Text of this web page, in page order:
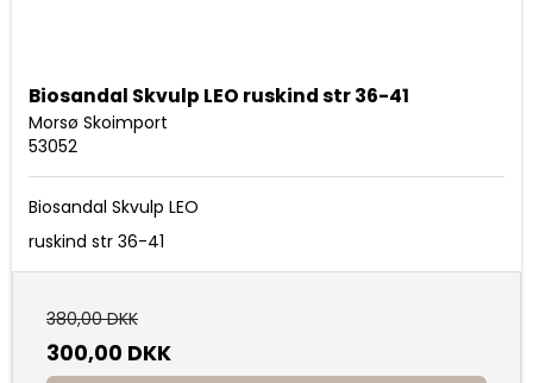
Biosandal Skvulp LEO ruskind str 36-41
Morsø Skoimport
53052
Biosandal Skvulp LEO
ruskind str 36-41
380,00 DKK
300,00 DKK